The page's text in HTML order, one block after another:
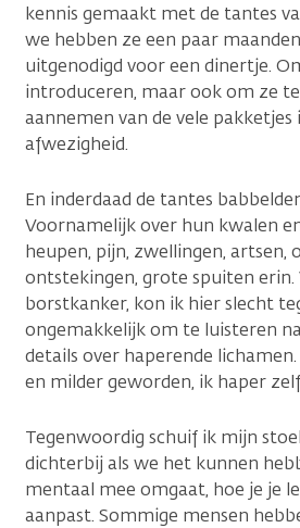
kennis gemaakt met de tantes
we hebben ze een paar
uitgenodigd voor een dinertje.
introduceren, maar ook om ze
aannemen van de vele pakketjes
afwezigheid.
En inderdaad de tantes
Voornamelijk over hun kwalen
heupen, pijn, zwellingen, artsen,
ontstekingen, grote spuiten erin.
borstkanker, kon ik hier slecht
ongemakkelijk om te luisteren
details over haperende
en milder geworden, ik haper
Tegenwoordig schuif ik mijn
dichterbij als we het kunnen
mentaal mee omgaat, hoe je je
aanpast. Sommige mensen